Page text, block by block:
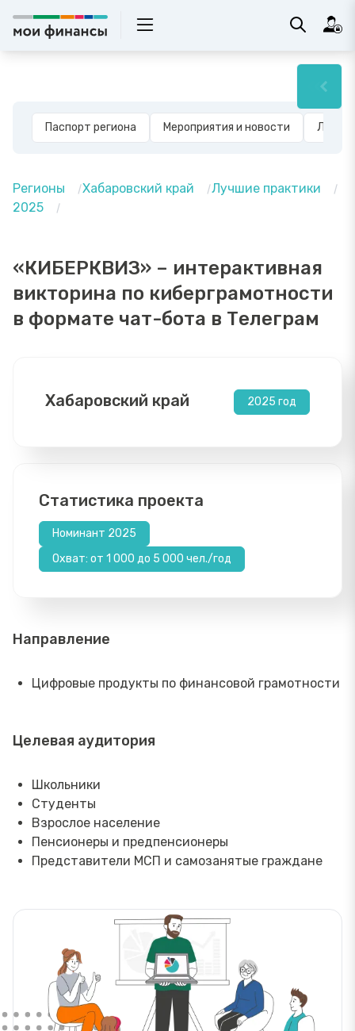
Паспорт региона Мероприятия и новости
Регионы Хабаровский край
Лучшие практики
2025
«КИБЕРКВИЗ» – интерактивная
викторина по киберграмотности
в формате чат-бота в Телеграм
Хабаровский край 2025 год
Статистика проекта
Номинант 2025
Охват: от 1 000 до 5 000 чел./год
Направление
Цифровые продукты по финансовой грамотности
Целевая аудитория
Школьники
Студенты
Взрослое население
Пенсионеры и предпенсионеры
Представители МСП и самозанятые граждане